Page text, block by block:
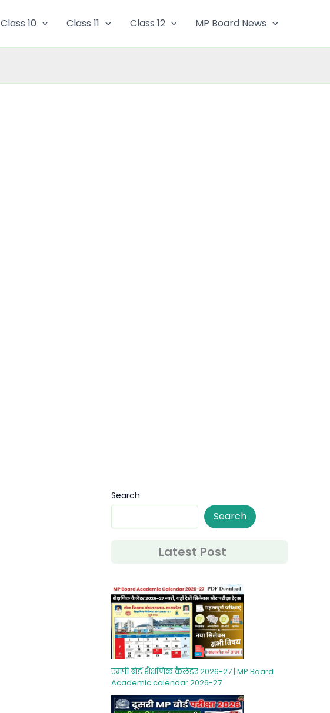
Class 10 Class 11 Class 12 MP Board News
Search
Search
Latest Post
एमपी बोर्ड शैक्षणिक कैलेंडर 2026-27 | MP Board
Academic calendar 2026-27